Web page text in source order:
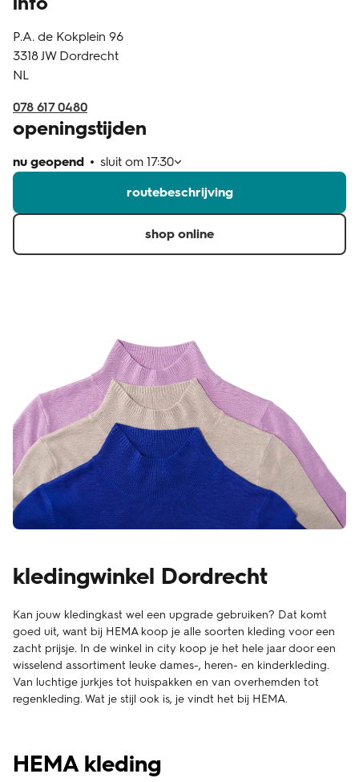
P.A. de Kokplein 96
3318 JW Dordrecht
NL
078 617 0480
openingstijden
nu geopend sluit om 17:30
routebeschrijving
shop online
kledingwinkel Dordrecht
Kan jouw kledingkast wel een upgrade gebruiken? Dat komt
goed uit, want bij HEMA koop je alle soorten kleding voor een
zacht prijsje. In de winkel in city koop je het hele jaar door een
wisselend assortiment leuke dames-, heren- en kinderkleding.
Van luchtige jurkjes tot huispakken en van overhemden tot
regenkleding. Wat je stijl ook is, je vindt het bij HEMA.
HEMA kleding